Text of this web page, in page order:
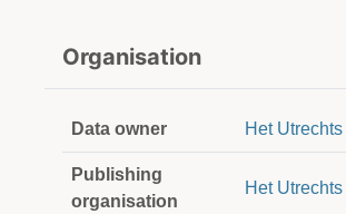
Organisation
Data owner Het
Publishing
organisation
Het